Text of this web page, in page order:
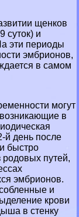
щенков
суток) и
эти периоды
эмбрионов,
в самом
могут
в
й день после
быстро
путей,
эмбрионов.
и
крови
в стенку